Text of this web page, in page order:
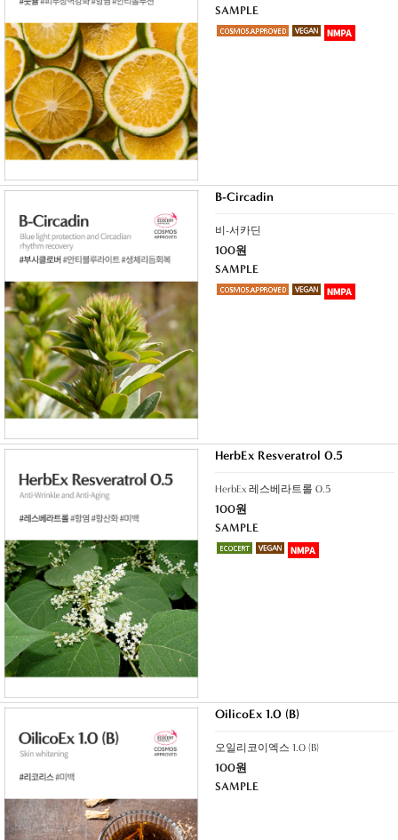
SAMPLE
B-Circadin
비-서카딘
100원
SAMPLE
HerbEx Resveratrol 0.5
HerbEx 레스베라트롤 0.5
100원
SAMPLE
OilicoEx 1.0 (B)
오일리코이엑스 1.0 (B)
100원
SAMPLE